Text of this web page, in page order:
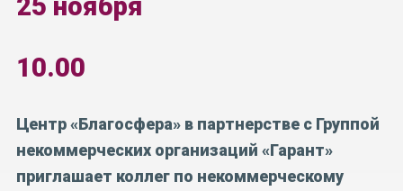
10.00
Центр «Благосфера» в партнерстве с Группой
некоммерческих организаций «Гарант»
приглашает коллег по некоммерческому